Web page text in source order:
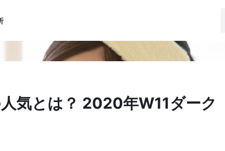
気とは？ 2020年W11ダーク